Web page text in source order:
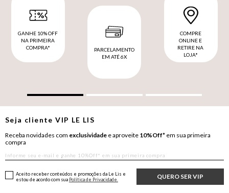
GANHE 10% OFF
NA PRIMEIRA
COMPRA*
PARCELAMENTO
EM ATÉ 6X
COMPRE
ONLINE E
RETIRE NA
LOJA*
Seja clienteVIP LE LIS
Receba novidades com exclusividade e aproveite 10%Off* em sua primeira
compra
QUERO SER VIP
Aceito receber conteúdos e promoções da Le Lis e
estou de acordo com sua Política de Privacidade.